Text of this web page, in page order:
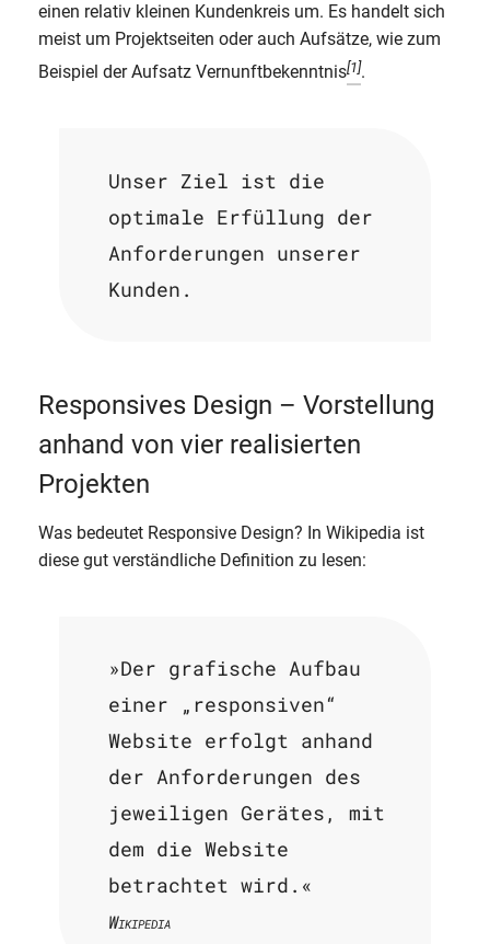
einen relativ kleinen Kundenkreis um. Es handelt sich
meist um Projektseiten oder auch Aufsätze, wie zum
Beispiel der Aufsatz Vernunftbekenntnis[1].
Unser Ziel ist die
optimale Erfüllung der
Anforderungen unserer
Kunden.
Responsives Design – Vorstellung
anhand von vier realisierten
Projekten
Was bedeutet Responsive Design? In Wikipedia ist
diese gut verständliche Definition zu lesen:
»Der grafische Aufbau
einer „responsiven“
Website erfolgt anhand
der Anforderungen des
jeweiligen Gerätes, mit
dem die Website
betrachtet wird.«
Wikipedia